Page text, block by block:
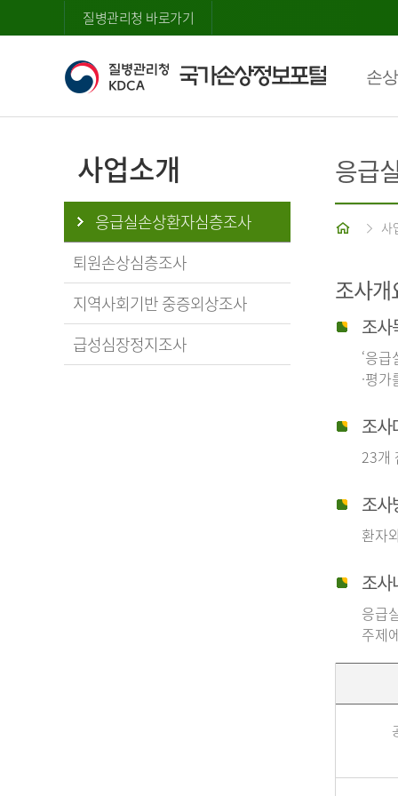
질병관리청 바로가기
손
사업소개
응급실손상환자심층조사
퇴원손상심층조사
지역사회기반 중증외상조사
급성심장정지조사
응급
홈 사
조사개
조사
‘응
·평
조사
23개
조사
환자
조사
응급
주제